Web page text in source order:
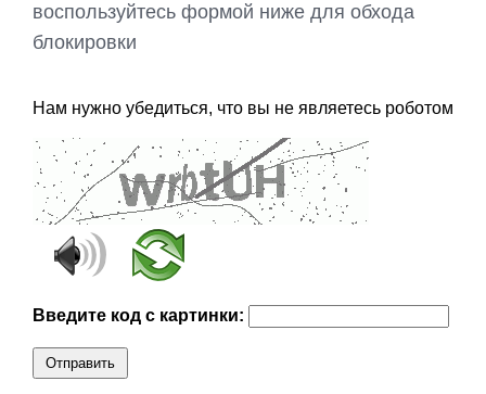
воспользуйтесь формой ниже для обхода
блокировки
Нам нужно убедиться, что вы не являетесь роботом
Введите код с картинки:
Отправить